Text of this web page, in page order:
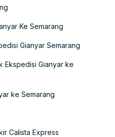
Ke Semarang
Gianyar Semarang
Ekspedisi Gianyar ke
ke Semarang
Calista Express